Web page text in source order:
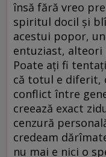
însă fără vreo
spiritul docil şi
acestui popor,
entuziast, alteori
Poate aţi fi
că totul e diferit,
conflict între
creează exact
cenzură
credeam
nu mai e nici o